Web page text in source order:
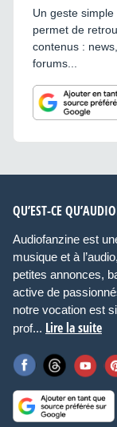
Un geste
permet de
contenus :
forums...
QU’EST-CE
Audiofanzine est
musique et à
petites annonces,
active de
notre vocation est
prof... Lire la suite